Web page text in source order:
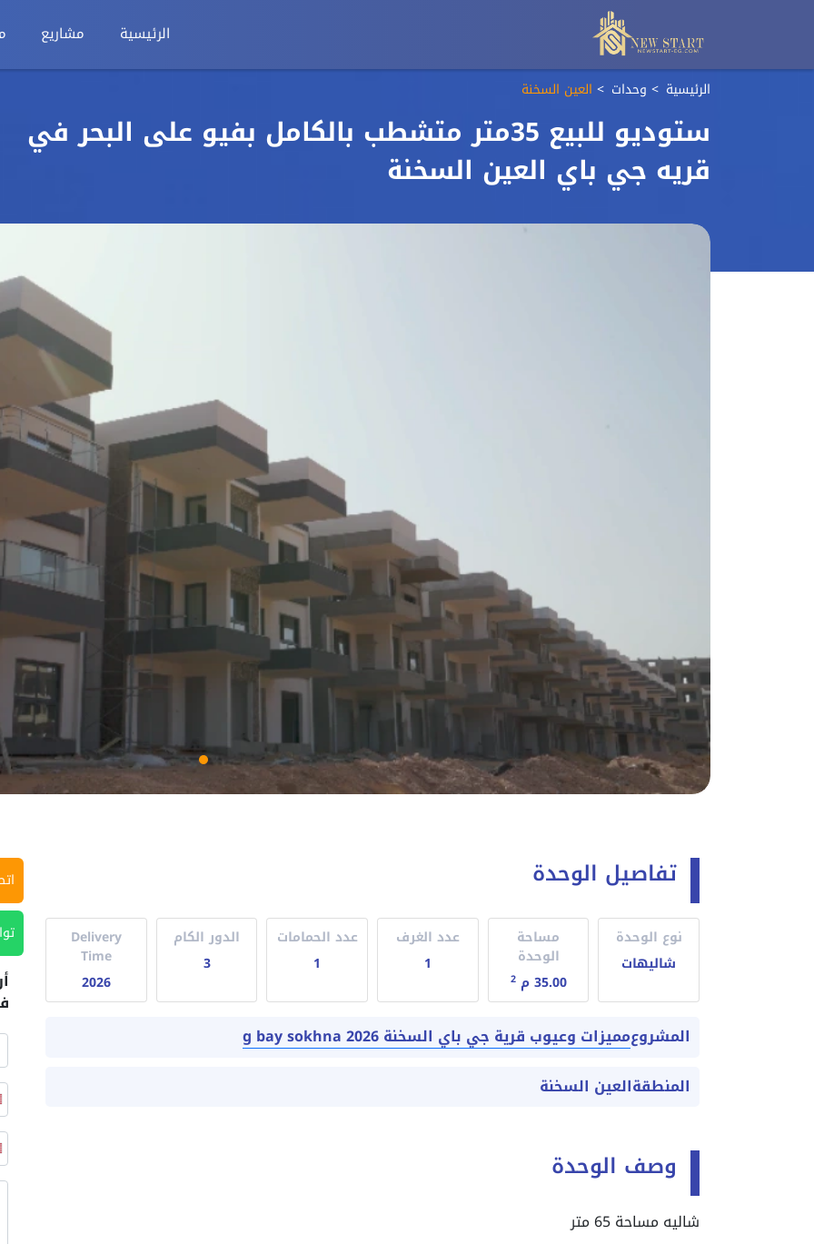
الرئيسية مشاريع
الرئيسية وحدات العين السخنة
ستوديو للبيع 35متر متشطب بالكامل بفيو على البحر في
قريه جي باي العين السخنة
تفاصيل الوحدة
نوع الوحدة
شاليهات
مساحة
الوحدة
35.00 م
2
عدد الغرف
1
عدد الحمامات
1
الدور الكام
3
Delivery
Time
2026
المشروعمميزات وعيوب قرية جي باي السخنة g bay sokhna 2026
المنطقةالعين السخنة
وصف الوحدة
شاليه مساحة 65 متر